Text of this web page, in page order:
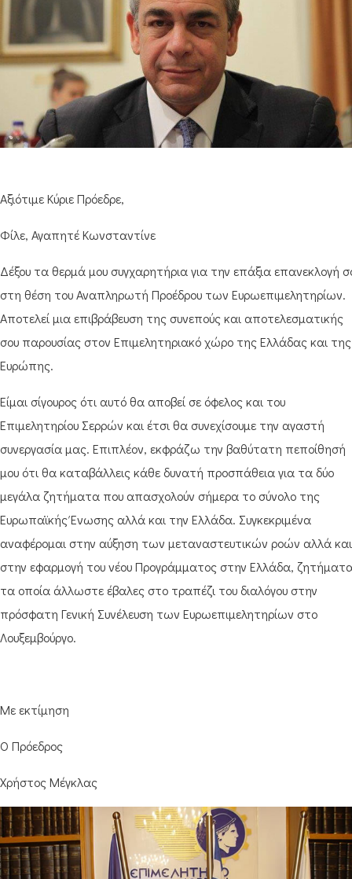
Αξιότιμε Κύριε Πρόεδρε,
Φίλε, Αγαπητέ Κωνσταντίνε
Δέξου τα θερμά μου συγχαρητήρια για την επάξια επανεκλογή
στη θέση του Αναπληρωτή Προέδρου των Ευρωεπιμελητηρίων.
Αποτελεί μια επιβράβευση της συνεπούς και αποτελεσματικής
σου παρουσίας στον Επιμελητηριακό χώρο της Ελλάδας και της
Ευρώπης.
Είμαι σίγουρος ότι αυτό θα αποβεί σε όφελος και του
Επιμελητηρίου Σερρών και έτσι θα συνεχίσουμε την αγαστή
συνεργασία μας. Επιπλέον, εκφράζω την βαθύτατη πεποίθησή
μου ότι θα καταβάλλεις κάθε δυνατή προσπάθεια για τα δύο
μεγάλα ζητήματα που απασχολούν σήμερα το σύνολο της
Ευρωπαϊκής Ένωσης αλλά και την Ελλάδα. Συγκεκριμένα
αναφέρομαι στην αύξηση των μεταναστευτικών ροών αλλά και
στην εφαρμογή του νέου Προγράμματος στην Ελλάδα,
τα οποία άλλωστε έβαλες στο τραπέζι του διαλόγου στην
πρόσφατη Γενική Συνέλευση των Ευρωεπιμελητηρίων στο
Λουξεμβούργο.
Με εκτίμηση
Ο Πρόεδρος
Χρήστος Μέγκλας